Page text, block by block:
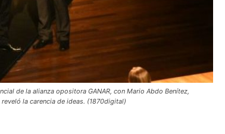
de la alianza opositora GANAR, con Mario Abdo Benítez,
la carencia de ideas. (1870digital)